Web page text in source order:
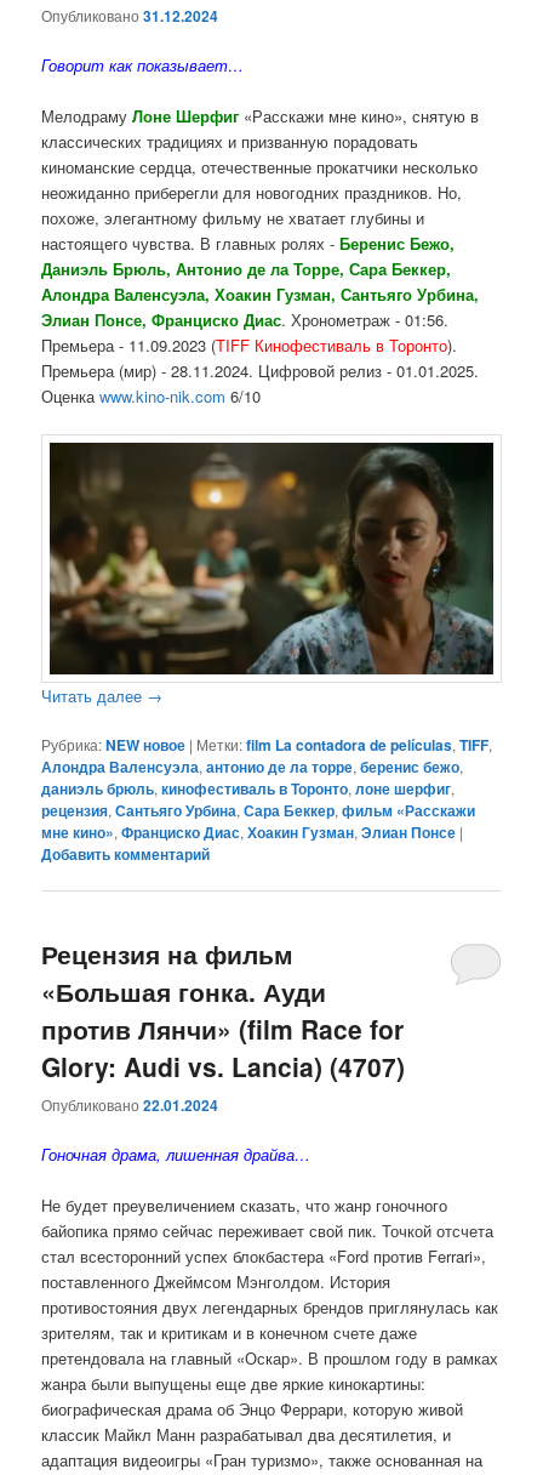
Опубликовано31.12.2024
Говорит как показывает…
МелодрамуЛоне Шерфиг «Расскажи мне кино», снятую в
классических традициях и призванную порадовать
киноманские сердца, отечественные прокатчики несколько
неожиданно приберегли для новогодних праздников. Но,
похоже, элегантному фильму не хватает глубины и
настоящего чувства. В главных ролях -Беренис Бежо,
Даниэль Брюль, Антонио де ла Торре, Сара Беккер,
Алондра Валенсуэла, Хоакин Гузман, Сантьяго Урбина,
Элиан Понсе, Франциско Диас. Хронометраж - 01:56.
Премьера - 11.09.2023 (TIFF Кинофестиваль в Торонто).
Премьера (мир) - 28.11.2024. Цифровой релиз - 01.01.2025.
Оценкаwww.kino-nik.com 6/10
Читать далее →
Рубрика:NEW новое | Метки:film La contadora de películas,TIFF,
Алондра Валенсуэла,антонио де ла торре,беренис бежо,
даниэль брюль,кинофестиваль в Торонто,лоне шерфиг,
рецензия,Сантьяго Урбина,Сара Беккер,фильм «Расскажи
мне кино»,Франциско Диас,Хоакин Гузман,Элиан Понсе |
Добавить комментарий
Рецензия на фильм
«Большая гонка. Ауди
против Лянчи» (film Race for
Glory: Audi vs. Lancia) (4707)
Опубликовано22.01.2024
Гоночная драма, лишенная драйва…
Не будет преувеличением сказать, что жанр гоночного
байопика прямо сейчас переживает свой пик. Точкой отсчета
стал всесторонний успех блокбастера «Ford против Ferrari»,
поставленного Джеймсом Мэнголдом. История
противостояния двух легендарных брендов приглянулась как
зрителям, так и критикам и в конечном счете даже
претендовала на главный «Оскар». В прошлом году в рамках
жанра были выпущены еще две яркие кинокартины:
биографическая драма об Энцо Феррари, которую живой
классик Майкл Манн разрабатывал два десятилетия, и
адаптация видеоигры «Гран туризмо», также основанная на